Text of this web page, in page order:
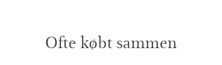
Ofte købt sammen